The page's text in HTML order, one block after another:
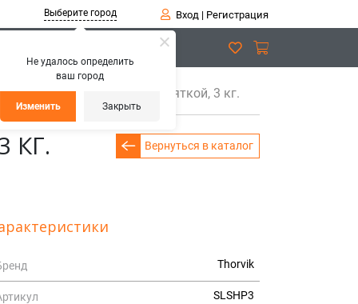
Не удалось определить
ваш город
Изменить Закрыть
Выберите город Вход| Регистрация
с фиберглассовой рукояткой, 3 кг.
Вернуться в каталог
КГ.
Thorvik
SLSHP3